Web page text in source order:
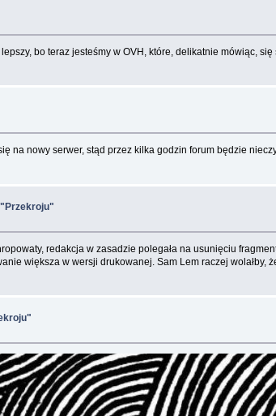
bo teraz jesteśmy w OVH, które, delikatnie mówiąc, się
na nowy serwer, stąd przez kilka godzin forum będzie
"Przekroju"
redakcja w zasadzie polegała na usunięciu
większa w wersji drukowanej. Sam Lem raczej wolałby,